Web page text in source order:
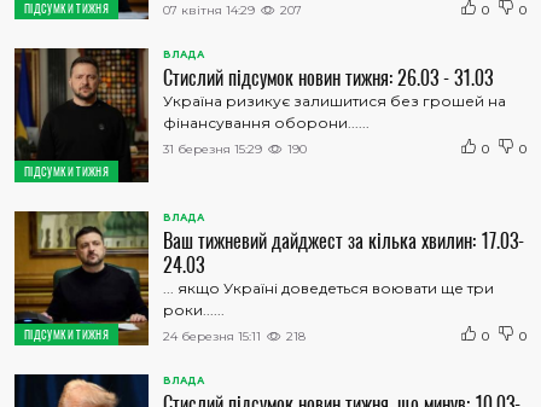
ПІДСУМКИ ТИЖНЯ 07 квітня 14:29 207 0 0
ПІДСУМКИ ТИЖНЯ
ВЛАДА
Стислий підсумок новин тижня: 26.03 - 31.03
Україна ризикує залишитися без грошей на
фінансування оборони......
31 березня 15:29 190 0 0
ПІДСУМКИ ТИЖНЯ
ВЛАДА
Ваш тижневий дайджест за кілька хвилин: 17.03-
24.03
... якщо Україні доведеться воювати ще три
роки......
24 березня 15:11 218 0 0
ВЛАДА